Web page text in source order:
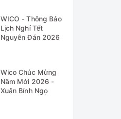
WICO - Thông Báo
Lịch Nghỉ Tết
Nguyên Đán 2026
Wico Chúc Mừng
Năm Mới 2026 -
Xuân Bính Ngọ